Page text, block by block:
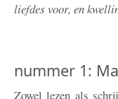
liefdes voor, en
nummer 1:
Zowel lezen als